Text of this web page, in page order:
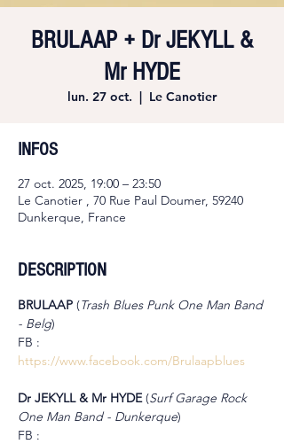
BRULAAP + Dr JEKYLL &
Mr HYDE
lun. 27 oct.
  |
Le Canotier
INFOS
27 oct. 2025, 19:00 – 23:50
Le Canotier , 70 Rue Paul Doumer, 59240
Dunkerque, France
DESCRIPTION
BRULAAP (Trash Blues Punk One Man Band
- Belg)
FB :
https://www.facebook.com/Brulaapblues
Dr JEKYLL & Mr HYDE (Surf Garage Rock
One Man Band - Dunkerque)
FB :